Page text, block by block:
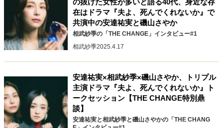
私を彩るエッセンス
60代のネクストステージ
70代のグランドデザイン
地域とつながる/お金との付き合い方
の抜けた女性が多いと語る40代、身近な存
在はドラマ『夫よ、死んでくれないか』で
共演中の安達祐実と磯山さやか
相武紗季の「THE CHANGE」インタビュー#1
相武紗季2025.4.17
安達祐実×相武紗季×磯山さやか、トリプル
主演ドラマ『夫よ、死んでくれないか』ト
ークセッション【THE CHANGE特別鼎
談】
安達祐実と相武紗季と磯山さやかの「THE CHANG